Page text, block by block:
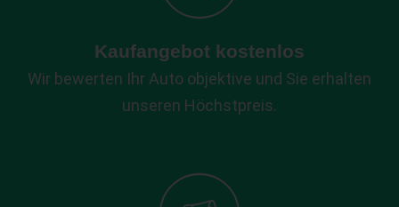
Kaufangebot kostenlos
Wir bewerten Ihr Auto objektive und Sie erhalten
unseren Höchstpreis.